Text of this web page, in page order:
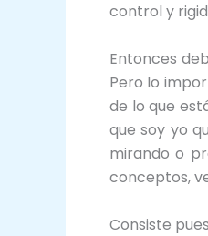
control y
Entonces
Pero lo
de lo que
que soy yo
mirando o
conceptos,
Consiste